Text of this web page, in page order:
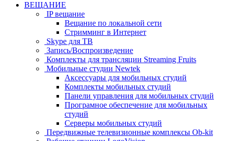
ВЕЩАНИЕ
IP вещание
Вещание по локальной сети
Стримминг в Интернет
Skype для ТВ
Запись/Воспроизведение
Комплекты для трансляции Streaming Fruits
Мобильные студии Newtek
Аксессуары для мобильных студий
Комплекты мобильных студий
Панели управления для мобильных студий
Програмное обеспечение для мобильных
студий
Серверы мобильных студий
Передвижные телевизионные комплексы Ob-kit